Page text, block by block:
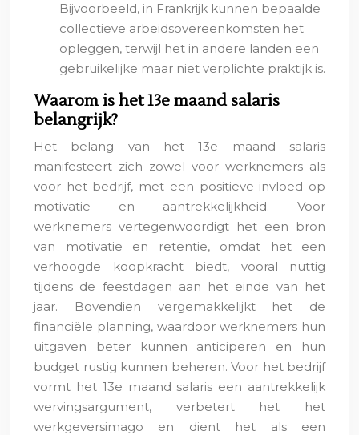
Bijvoorbeeld, in Frankrijk kunnen bepaalde
collectieve arbeidsovereenkomsten het
opleggen, terwijl het in andere landen een
gebruikelijke maar niet verplichte praktijk is.
Waarom is het 13e maand salaris
belangrijk?
Het belang van het 13e maand salaris
manifesteert zich zowel voor werknemers als
voor het bedrijf, met een positieve invloed op
motivatie en aantrekkelijkheid. Voor
werknemers vertegenwoordigt het een bron
van motivatie en retentie, omdat het een
verhoogde koopkracht biedt, vooral nuttig
tijdens de feestdagen aan het einde van het
jaar. Bovendien vergemakkelijkt het de
financiële planning, waardoor werknemers hun
uitgaven beter kunnen anticiperen en hun
budget rustig kunnen beheren. Voor het bedrijf
vormt het 13e maand salaris een aantrekkelijk
wervingsargument, verbetert het het
werkgeversimago en dient het als een